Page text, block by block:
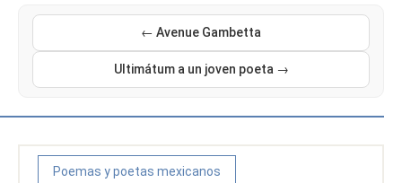
← Avenue Gambetta
Ultimátum a un joven poeta →
Poemas y poetas mexicanos